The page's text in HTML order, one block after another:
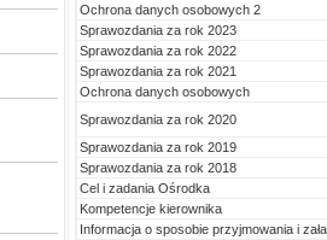
Ochrona danych osobowych 2
Sprawozdania za rok 2023
Sprawozdania za rok 2022
Sprawozdania za rok 2021
Ochrona danych osobowych
Sprawozdania za rok 2020
Sprawozdania za rok 2019
Sprawozdania za rok 2018
Cel i zadania Ośrodka
Kompetencje kierownika
Informacja o sposobie przyjmowania i